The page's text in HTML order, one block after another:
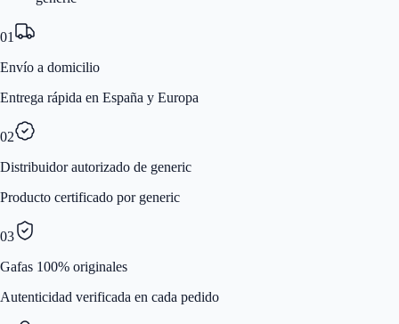
01
Envío a domicilio
Entrega rápida en España y Europa
02
Distribuidor autorizado de generic
Producto certificado por generic
03
Gafas 100% originales
Autenticidad verificada en cada pedido